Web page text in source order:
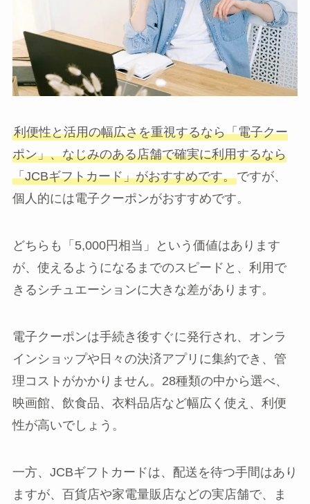
利便性と活用の幅広さを重視するなら「電子クー
ポン」、なじみのある店舗で確実に利用するなら
「JCBギフトカード」がおすすめです。ですが、
個人的には電子クーポンがおすすめです。
どちらも「5,000円相当」という価値はあります
が、使えるようになるまでのスピードと、利用で
きるシチュエーションに大きな差があります。
電子クーポンは手続き後すぐに発行され、オンラ
インショップや日々の決済アプリに集約でき、管
理コストがかかりません。28種類の中から選べ、
映画館、飲食品、衣料品店など幅広く使え、利便
性が高いでしょう。
一方、JCBギフトカードは、配送を待つ手間はあり
ますが、百貨店や家電量販店などの実店舗で、ま